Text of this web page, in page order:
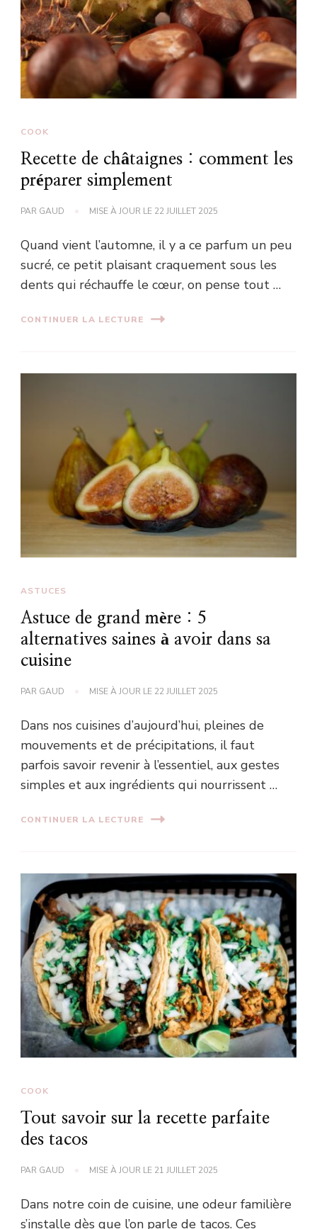
COOK
Recette de châtaignes : comment les
préparer simplement
PAR GAUD MISE À JOUR LE 22 JUILLET 2025
Quand vient l’automne, il y a ce parfum un peu
sucré, ce petit plaisant craquement sous les
dents qui réchauffe le cœur, on pense tout …
CONTINUER LA LECTURE
ASTUCES
Astuce de grand mère : 5
alternatives saines à avoir dans sa
cuisine
PAR GAUD MISE À JOUR LE 22 JUILLET 2025
Dans nos cuisines d’aujourd’hui, pleines de
mouvements et de précipitations, il faut
parfois savoir revenir à l’essentiel, aux gestes
simples et aux ingrédients qui nourrissent …
CONTINUER LA LECTURE
COOK
Tout savoir sur la recette parfaite
des tacos
PAR GAUD MISE À JOUR LE 21 JUILLET 2025
Dans notre coin de cuisine, une odeur familière
s’installe dès que l’on parle de tacos. Ces